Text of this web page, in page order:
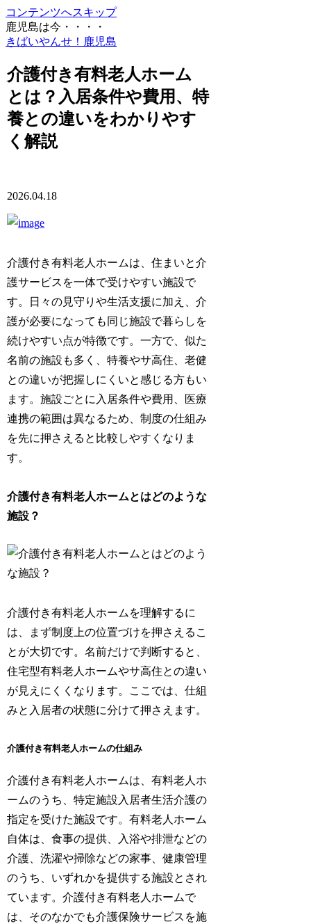
コンテンツへスキップ
鹿児島は今・・・・
きばいやんせ！鹿児島
介護付き有料老人ホーム
とは？入居条件や費用、特
養との違いをわかりやす
く解説
2026.04.18
介護付き有料老人ホームは、住まいと介
護サービスを一体で受けやすい施設で
す。日々の見守りや生活支援に加え、介
護が必要になっても同じ施設で暮らしを
続けやすい点が特徴です。一方で、似た
名前の施設も多く、特養やサ高住、老健
との違いが把握しにくいと感じる方もい
ます。施設ごとに入居条件や費用、医療
連携の範囲は異なるため、制度の仕組み
を先に押さえると比較しやすくなりま
す。
介護付き有料老人ホームとはどのような
施設？
介護付き有料老人ホームを理解するに
は、まず制度上の位置づけを押さえるこ
とが大切です。名前だけで判断すると、
住宅型有料老人ホームやサ高住との違い
が見えにくくなります。ここでは、仕組
みと入居者の状態に分けて押さえます。
介護付き有料老人ホームの仕組み
介護付き有料老人ホームは、有料老人ホ
ームのうち、特定施設入居者生活介護の
指定を受けた施設です。有料老人ホーム
自体は、食事の提供、入浴や排泄などの
介護、洗濯や掃除などの家事、健康管理
のうち、いずれかを提供する施設とされ
ています。介護付き有料老人ホームで
は、そのなかでも介護保険サービスを施